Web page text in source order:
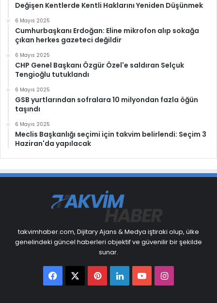
Değişen Kentlerde Kentli Haklarını Yeniden Düşünmek
6 Mayıs 2025
Cumhurbaşkanı Erdoğan: Eline mikrofon alıp sokağa
çıkan herkes gazeteci değildir
6 Mayıs 2025
CHP Genel Başkanı Özgür Özel'e saldıran Selçuk
Tengioğlu tutuklandı
6 Mayıs 2025
GSB yurtlarından sofralara 10 milyondan fazla öğün
taşındı
6 Mayıs 2025
Meclis Başkanlığı seçimi için takvim belirlendi: Seçim 3
Haziran'da yapılacak
takvimhaber.com, Dijitary Ajans & Medya iştiraki olup, ülke
genelindeki güncel haberleri objektif ve güvenilir bir şekilde
sunar.
FacebookPinterest
LinkedInYouTubeInstagram